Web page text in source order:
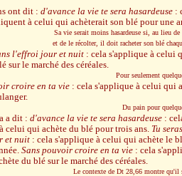
ont dit : d'avance la vie te sera hasardeuse :
à celui qui achèterait son blé pour une
Sa vie serait moins hasardeuse si, au lieu de
et de le récolter, il doit racheter son blé
l'effroi jour et nuit: cela s'applique à celui
sur le marché des céréales.
Pour seulement
croire en ta vie : cela s'applique à celui qui
Du pain pour
a dit : d'avance la vie te sera hasardeuse:
celui qui achète du blé pour trois ans. Tu
et nuit : cela s'applique à celui qui achète le
Sans pouvoir croire en ta vie: cela
du blé sur le marché des céréales.
Le contexte de Dt 28,66 montre qu'il